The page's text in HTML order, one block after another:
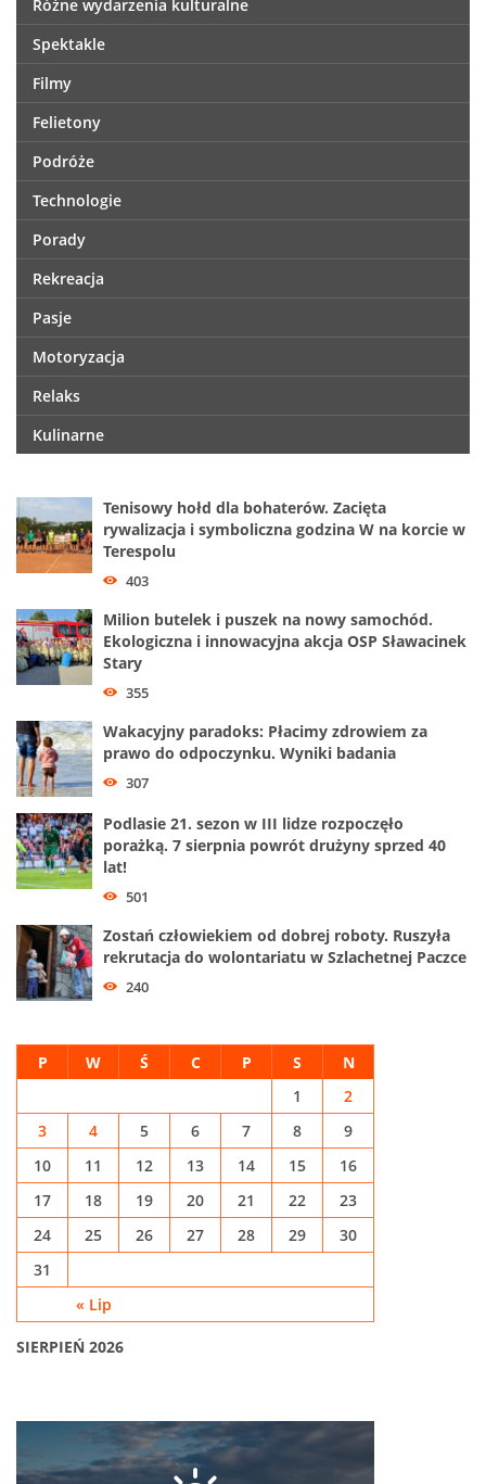
Różne wydarzenia kulturalne
Spektakle
Filmy
Felietony
Podróże
Technologie
Porady
Rekreacja
Pasje
Motoryzacja
Relaks
Kulinarne
Tenisowy hołd dla bohaterów. Zacięta
rywalizacja i symboliczna godzina W na korcie w
Terespolu
403
Milion butelek i puszek na nowy samochód.
Ekologiczna i innowacyjna akcja OSP Sławacinek
Stary
355
Wakacyjny paradoks: Płacimy zdrowiem za
prawo do odpoczynku. Wyniki badania
307
Podlasie 21. sezon w III lidze rozpoczęło
porażką. 7 sierpnia powrót drużyny sprzed 40
lat!
501
Zostań człowiekiem od dobrej roboty. Ruszyła
rekrutacja do wolontariatu w Szlachetnej Paczce
240
SIERPIEŃ 2026
P W Ś C P S N
« Lip
1
2
3
4 5 6 7 8
9
10
11 12 13 14 15
16
17
18 19 20 21 22
23
24
25 26 27 28 29
30
31